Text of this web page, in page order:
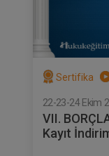
Sertifika
22-23-24 Ekim
VII.
Kayıt